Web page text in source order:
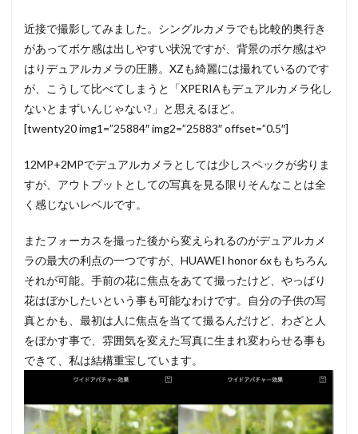
近接で撮影してみました。シングルカメラでも比較的奥行き
があってボケ感は出しやすい状況ですが、背景のボケ感はや
はりデュアルカメラの圧勝。XZも綺麗には撮れているのです
が、こうして比べてしまうと「XPERIAもデュアルカメラ化し
ないとまずいんじゃない?」と思えるほど。
[twenty20 img1=”25884″ img2=”25883″ offset=”0.5″]
12MP+2MPでデュアルカメラとしては少しスペックが劣りま
すが、アウトプットとしての写真を見る限りそんなことは全
く感じないレベルです。
またフォーカスを撮った後から変えられるのがデュアルカメ
ラの最大の利点の一つですが、HUAWEI honor 6xももちろん
それが可能。手前の花に焦点をあてて撮ったけど、やっぱり
花はぼかしたいという事も可能なわけです。自分の子供の写
真とかも、最初は人に焦点を当てて撮るんだけど、わざと人
をぼかす事で、雰囲気を変えた写真に生まれ変わらせる事も
できて、私は結構重宝しています。